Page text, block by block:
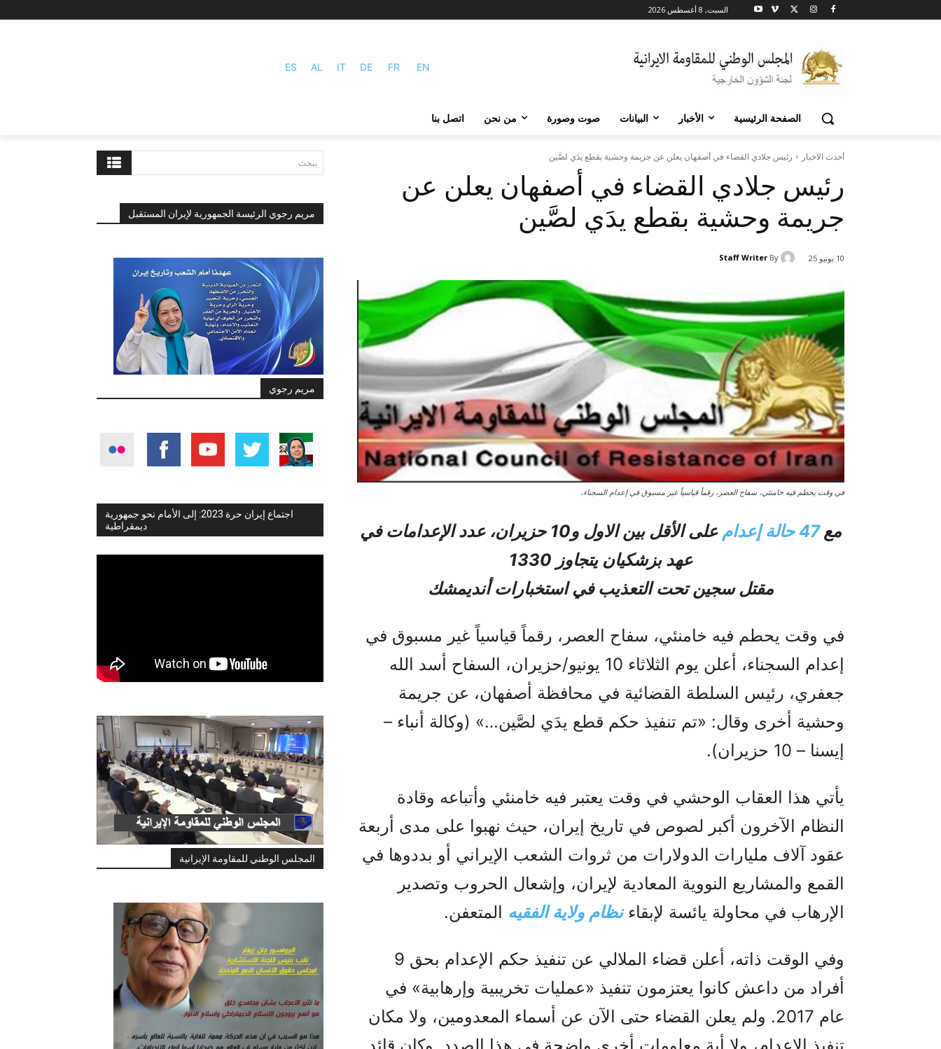
السبت, 8 أغسطس 2026
ES AL IT DE FR EN
الصفحة الرئيسية الأخبار البيانات صوت وصورة من نحن اتصل بنا
يبحث
مريم رجوي الرئيسة الجمهورية لإيران المستقبل
مريم رجوي
اجتماع إيران حرة 2023: إلى الأمام نحو جمهورية
ديمقراطية
المجلس الوطني للمقاومة الإيرانية
أحدث الاخبار رئيس جلادي القضاء في أصفهان يعلن عن جريمة وحشية بقطع يدَي لصَّين
رئيس جلادي القضاء في أصفهان يعلن عن
جريمة وحشية بقطع يدَي لصَّين
10 يونيو 25 By
Staff Writer
في وقت يحطم فيه خامنئي، سفاح العصر، رقماً قياسياً غير مسبوق في إعدام السجناء،
مع47 حالة إعدام
على الأقل بين الاول و10 حزیران، عدد الإعدامات في
عهد بزشكيان يتجاوز 1330
مقتل سجين تحت التعذيب في استخبارات أنديمشك
في وقت يحطم فيه خامنئي، سفاح العصر، رقماً قياسياً غير مسبوق في
إعدام السجناء، أعلن يوم الثلاثاء 10 يونيو/حزيران، السفاح أسد الله
جعفري، رئيس السلطة القضائية في محافظة أصفهان، عن جريمة
وحشية أخرى وقال: «تم تنفيذ حكم قطع يدَي لصَّين…» (وكالة أنباء –
إيسنا – 10 حزيران).
يأتي هذا العقاب الوحشي في وقت يعتبر فيه خامنئي وأتباعه وقادة
النظام الآخرون أكبر لصوص في تاريخ إيران، حيث نهبوا على مدى أربعة
عقود آلاف مليارات الدولارات من ثروات الشعب الإيراني أو بددوها في
القمع والمشاريع النووية المعادية لإيران، وإشعال الحروب وتصدير
الإرهاب في محاولة يائسة لإبقاءنظام ولاية الفقيه المتعفن.
وفي الوقت ذاته، أعلن قضاء الملالي عن تنفيذ حكم الإعدام بحق 9
أفراد من داعش كانوا يعتزمون تنفيذ «عمليات تخريبية وإرهابية» في
عام 2017. ولم يعلن القضاء حتى الآن عن أسماء المعدومين، ولا مكان